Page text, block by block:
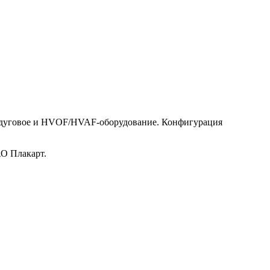
и HVOF/HVAF-оборудование. Конфигурация
Плакарт.